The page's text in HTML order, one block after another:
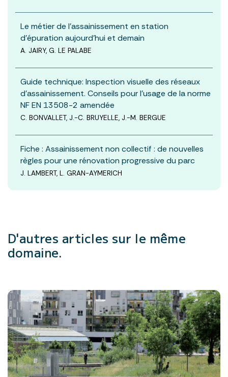
Le métier de l’assainissement en station
d’épuration aujourd’hui et demain
A. JAIRY, G. LE PALABE
Guide technique: Inspection visuelle des réseaux
d’assainissement. Conseils pour l’usage de la norme
NF EN 13508-2 amendée
C. BONVALLET, J.-C. BRUYELLE, J.-M. BERGUE
Fiche : Assainissement non collectif : de nouvelles
règles pour une rénovation progressive du parc
J. LAMBERT, L. GRAN-AYMERICH
D'autres articles sur le même
domaine.